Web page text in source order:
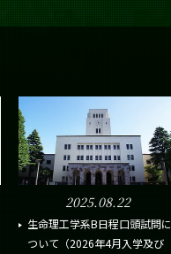
2025.08.22
生命理工学系B日程口頭試問に
ついて（2026年4月入学及び